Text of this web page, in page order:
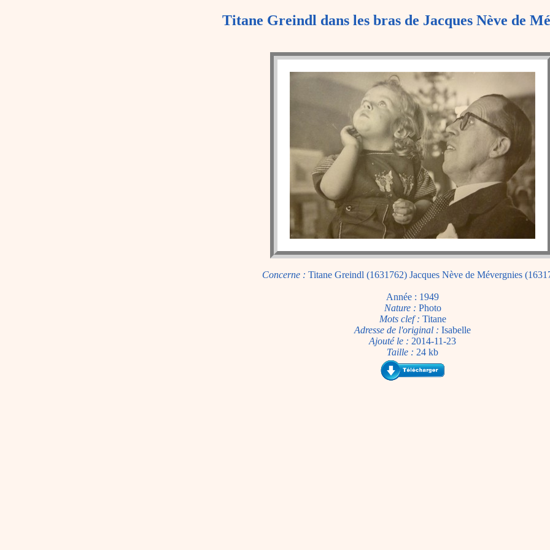
Titane Greindl dans les bras de Jacques Nève de
Concerne : Titane Greindl (1631762) Jacques Nève de Mévergnies
Année : 1949
Nature : Photo
Mots clef : Titane
Adresse de l'original : Isabelle
Ajouté le : 2014-11-23
Taille : 24 kb